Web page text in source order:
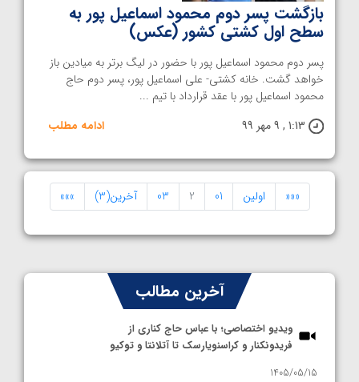
بازگشت پسر دوم محمود اسماعیل پور به
سطح اول کشتی کشور (عکس)
پسر دوم محمود اسماعیل پور با حضور در لیگ برتر به میادین باز
خواهد گشت. خانه کشتی- علی اسماعیل پور، پسر دوم حاج
محمود اسماعیل پور با عقد قرارداد با تیم ...
1:13 , 9 مهر 99
ادامه مطلب
««« اولین 01
2
03 آخرین(3) »»»
آخرین مطالب
ویدیو اختصاصی؛ با عباس حاج کناری از
فریدونکنار و کراسنویارسک تا آتلانتا و توکیو
1405/05/15